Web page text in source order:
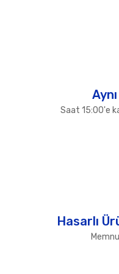
Saat 15:00'e
Hasarlı